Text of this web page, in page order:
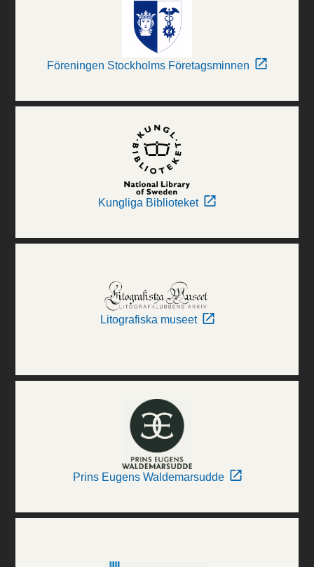
Föreningen Stockholms Företagsminnen
Kungliga Biblioteket
Litografiska museet
Prins Eugens Waldemarsudde